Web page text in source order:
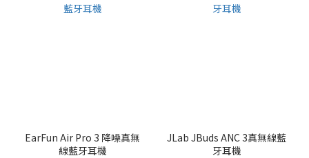
EarFun Air Pro 3 降噪真無
線藍牙耳機
JLab JBuds ANC 3真無線藍
牙耳機